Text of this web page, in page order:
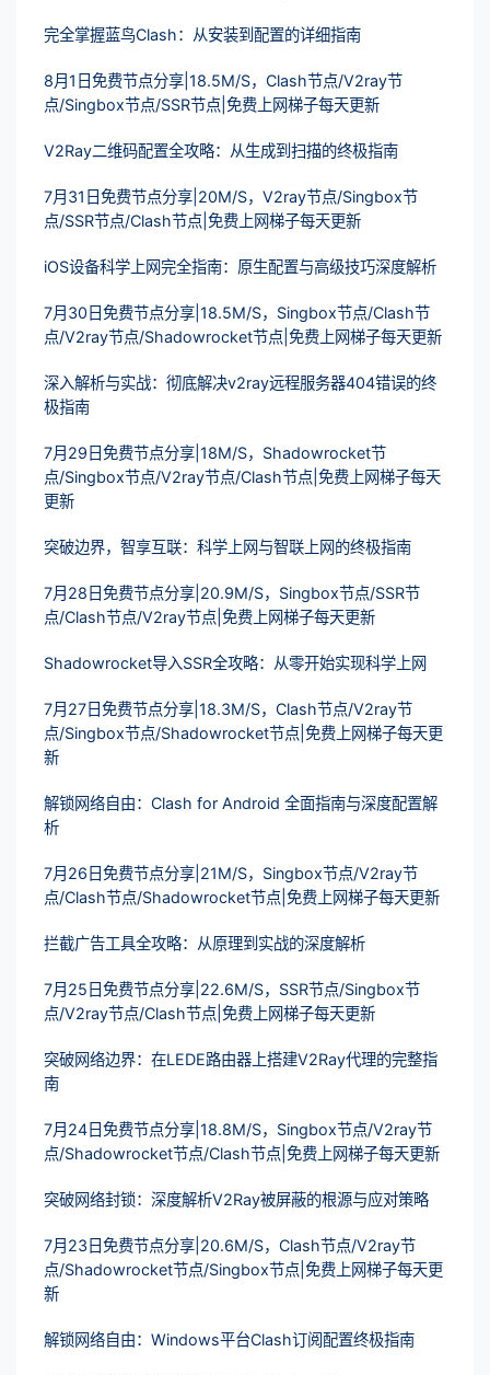
完全掌握蓝鸟Clash：从安装到配置的详细指南
8月1日免费节点分享|18.5M/S，Clash节点/V2ray节
点/Singbox节点/SSR节点|免费上网梯子每天更新
V2Ray二维码配置全攻略：从生成到扫描的终极指南
7月31日免费节点分享|20M/S，V2ray节点/Singbox节
点/SSR节点/Clash节点|免费上网梯子每天更新
iOS设备科学上网完全指南：原生配置与高级技巧深度解析
7月30日免费节点分享|18.5M/S，Singbox节点/Clash节
点/V2ray节点/Shadowrocket节点|免费上网梯子每天更新
深入解析与实战：彻底解决v2ray远程服务器404错误的终
极指南
7月29日免费节点分享|18M/S，Shadowrocket节
点/Singbox节点/V2ray节点/Clash节点|免费上网梯子每天
更新
突破边界，智享互联：科学上网与智联上网的终极指南
7月28日免费节点分享|20.9M/S，Singbox节点/SSR节
点/Clash节点/V2ray节点|免费上网梯子每天更新
Shadowrocket导入SSR全攻略：从零开始实现科学上网
7月27日免费节点分享|18.3M/S，Clash节点/V2ray节
点/Singbox节点/Shadowrocket节点|免费上网梯子每天更
新
解锁网络自由：Clash for Android 全面指南与深度配置解
析
7月26日免费节点分享|21M/S，Singbox节点/V2ray节
点/Clash节点/Shadowrocket节点|免费上网梯子每天更新
拦截广告工具全攻略：从原理到实战的深度解析
7月25日免费节点分享|22.6M/S，SSR节点/Singbox节
点/V2ray节点/Clash节点|免费上网梯子每天更新
突破网络边界：在LEDE路由器上搭建V2Ray代理的完整指
南
7月24日免费节点分享|18.8M/S，Singbox节点/V2ray节
点/Shadowrocket节点/Clash节点|免费上网梯子每天更新
突破网络封锁：深度解析V2Ray被屏蔽的根源与应对策略
7月23日免费节点分享|20.6M/S，Clash节点/V2ray节
点/Shadowrocket节点/Singbox节点|免费上网梯子每天更
新
解锁网络自由：Windows平台Clash订阅配置终极指南